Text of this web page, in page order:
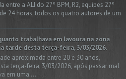
entre a ALI do 27º BPM, R2, equipes 27º
24 horas, todos os quatro autores de um
trabalhava em lavoura na zona
tarde desta terça-feira, 3/03/2026.
aproximada entre 20 e 30 anos,
terça-feira, 3/03/2026, após passar mal
em uma ...